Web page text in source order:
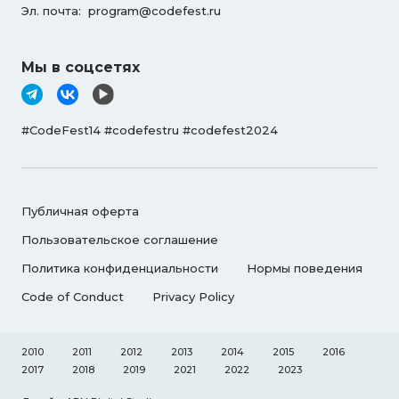
Эл. почта: program@codefest.ru
Мы в соцсетях
#CodeFest14 #codefestru #codefest2024
Публичная оферта
Пользовательское соглашение
Политика конфиденциальности
Нормы поведения
Code of Conduct
Privacy Policy
2010 2011 2012 2013 2014 2015
2016
2017
2018 2019 2021 2022 2023